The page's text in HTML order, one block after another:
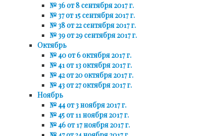
№ 36 от 8 сентября 2017 г.
№ 37 от 15 сентября 2017 г.
№ 38 от 22 сентября 2017 г.
№ 39 от 29 сентября 2017 г.
Октябрь
№ 40 от 6 октября 2017 г.
№ 41 от 13 октября 2017 г.
№ 42 от 20 октября 2017 г.
№ 43 от 27 октября 2017 г.
Ноябрь
№ 44 от 3 ноября 2017 г.
№ 45 от 11 ноября 2017 г.
№ 46 от 17 ноября 2017 г.